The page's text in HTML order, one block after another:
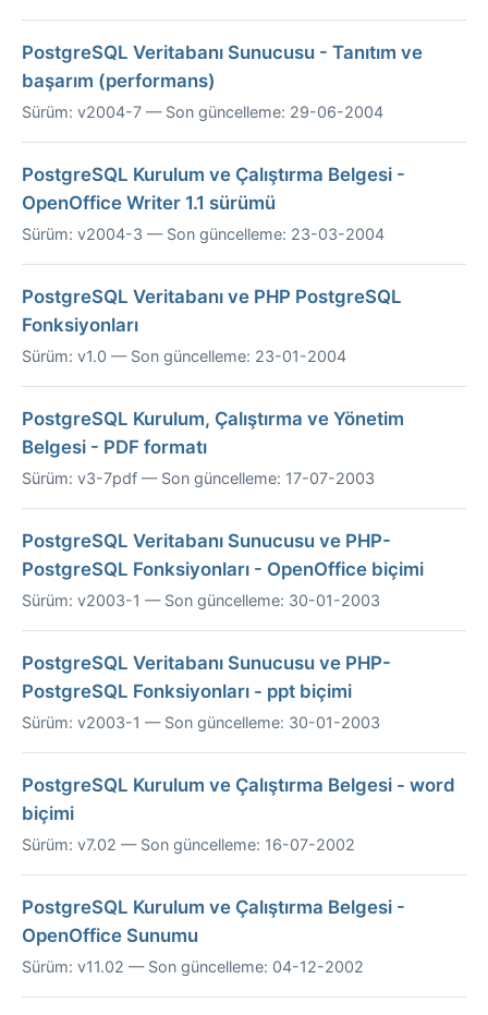
PostgreSQL Veritabanı Sunucusu - Tanıtım ve
başarım (performans)
Sürüm: v2004-7 — Son güncelleme: 29-06-2004
PostgreSQL Kurulum ve Çalıştırma Belgesi -
OpenOffice Writer 1.1 sürümü
Sürüm: v2004-3 — Son güncelleme: 23-03-2004
PostgreSQL Veritabanı ve PHP PostgreSQL
Fonksiyonları
Sürüm: v1.0 — Son güncelleme: 23-01-2004
PostgreSQL Kurulum, Çalıştırma ve Yönetim
Belgesi - PDF formatı
Sürüm: v3-7pdf — Son güncelleme: 17-07-2003
PostgreSQL Veritabanı Sunucusu ve PHP-
PostgreSQL Fonksiyonları - OpenOffice biçimi
Sürüm: v2003-1 — Son güncelleme: 30-01-2003
PostgreSQL Veritabanı Sunucusu ve PHP-
PostgreSQL Fonksiyonları - ppt biçimi
Sürüm: v2003-1 — Son güncelleme: 30-01-2003
PostgreSQL Kurulum ve Çalıştırma Belgesi - word
biçimi
Sürüm: v7.02 — Son güncelleme: 16-07-2002
PostgreSQL Kurulum ve Çalıştırma Belgesi -
OpenOffice Sunumu
Sürüm: v11.02 — Son güncelleme: 04-12-2002